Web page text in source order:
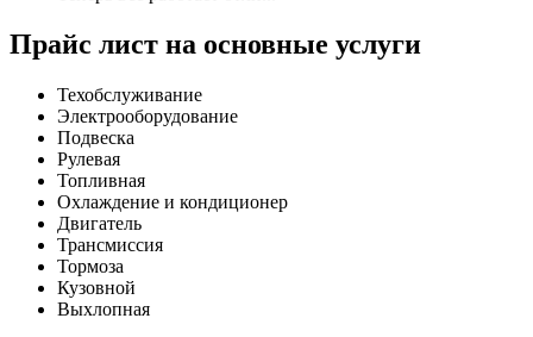
Прайс лист на основные услуги
Техобслуживание
Электрооборудование
Подвеска
Рулевая
Топливная
Охлаждение и кондиционер
Двигатель
Трансмиссия
Тормоза
Кузовной
Выхлопная